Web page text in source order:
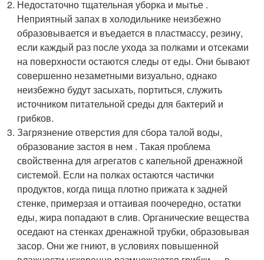
Недостаточно тщательная уборка и мытье .
Неприятный запах в холодильнике неизбежно
образовывается и въедается в пластмассу, резину,
если каждый раз после ухода за полками и отсеками
на поверхности остаются следы от еды. Они бывают
совершенно незаметными визуально, однако
неизбежно будут засыхать, портиться, служить
источником питательной среды для бактерий и
грибков.
Загрязнение отверстия для сбора талой воды,
образование застоя в нем . Такая проблема
свойственна для агрегатов с капельной дренажной
системой. Если на полках остаются частички
продуктов, когда пища плотно прижата к задней
стенке, примерзая и оттаивая поочередно, остатки
еды, жира попадают в слив. Органические вещества
оседают на стенках дренажной трубки, образовывая
засор. Они же гниют, в условиях повышенной